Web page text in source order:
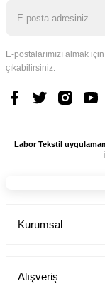
E-postalarımızı almak
çıkabilirsiniz.
Labor Tekstil
Kurumsal
Alışveriş